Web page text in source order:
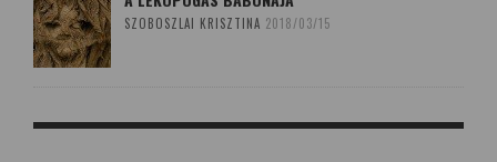
SZOBOSZLAI KRISZTINA 2018/03/15